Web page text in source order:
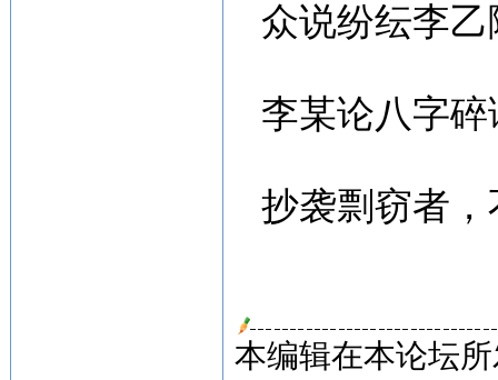
众说纷纭李
李某论八字碎
抄袭剽窃者
本编辑在本论坛